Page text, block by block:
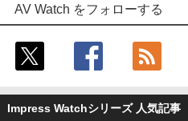
AV Watch をフォローする
Impress Watchシリーズ 人気記事